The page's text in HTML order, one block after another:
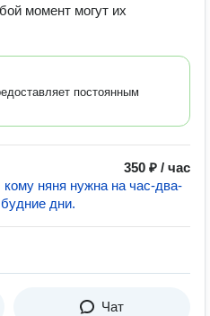
момент могут их
постоянным
350 ₽ / час
няня нужна на час-два-
дни.
Чат